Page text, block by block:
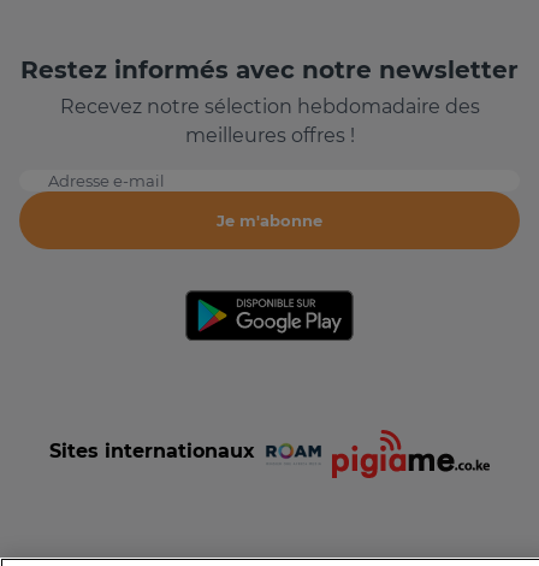
Restez informés avec notre newsletter
Recevez notre sélection hebdomadaire des
meilleures offres !
Adresse e-mail
Je m'abonne
Sites internationaux